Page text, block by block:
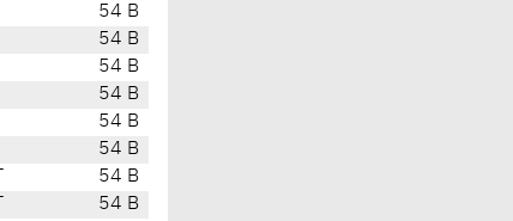
54 B
54 B
54 B
54 B
54 B
54 B
54 B
54 B